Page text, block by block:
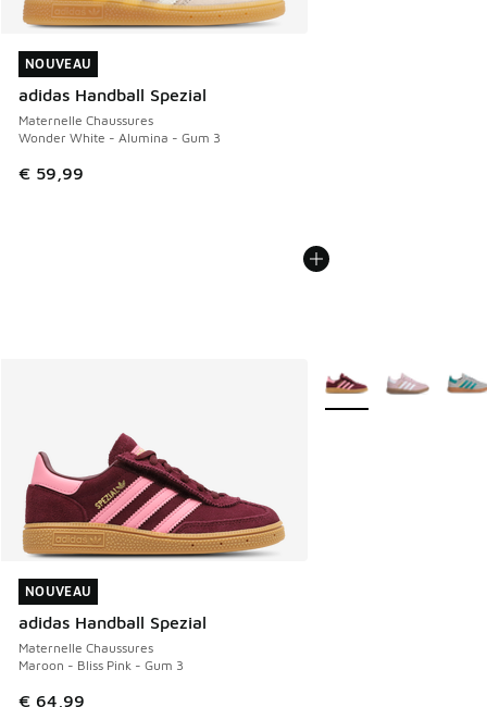
NOUVEAU
adidas Handball Spezial
Maternelle Chaussures
Wonder White - Alumina - Gum 3
€ 59,99
NOUVEAU
NOUVEAU
adidas Handball Spezial
Maternelle Chaussures
Maroon - Bliss Pink - Gum 3
€ 64,99
NOUVEAU
Plus de couleurs